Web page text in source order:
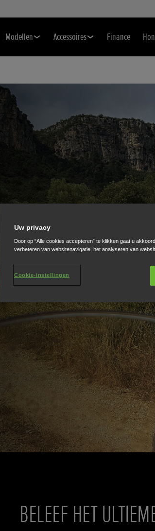
Modellen Accessoires Finance
BELEEF HET
Uw privacy
Door op “Alle cookies accepteren” te klikken gaat u
verbeteren van websitenavigatie, het analyseren van
Cookie-instellingen